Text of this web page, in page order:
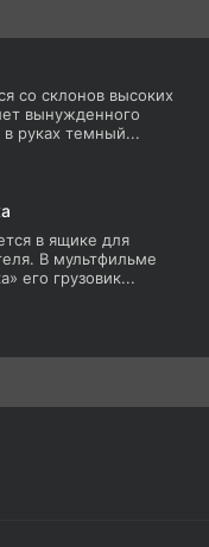
со склонов высоких
вынужденного
руках темный...
в ящике для
В мультфильме
его грузовик...